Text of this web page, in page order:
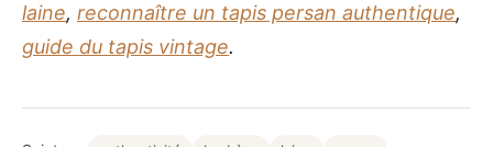
laine, reconnaître un tapis persan authentique,
guide du tapis vintage.